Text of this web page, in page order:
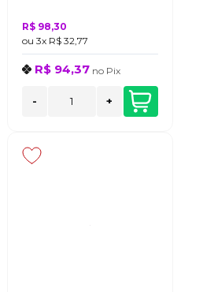
R$ 98,30
ou 3x R$ 32,77
R$ 94,37 no Pix
- +